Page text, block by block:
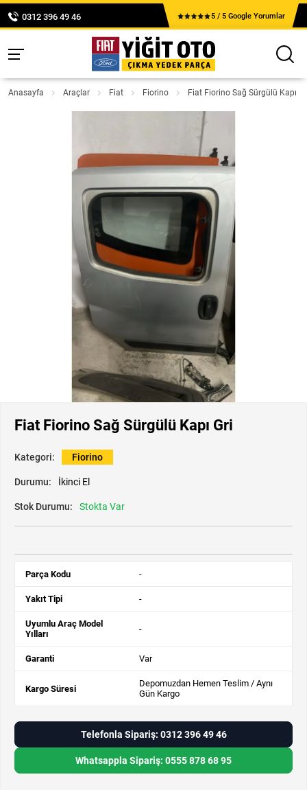
0312 396 49 46 5 / 5 Google Yorumlar
Anasayfa Araçlar Fiat Fiorino Fiat Fiorino Sağ Sürgülü Kapı
Fiat Fiorino Sağ Sürgülü Kapı Gri
Kategori: Fiorino
Durumu: İkinci El
Stok Durumu: Stokta Var
Parça Kodu -
Yakıt Tipi -
Uyumlu Araç Model
Yılları
-
Garanti Var
Kargo Süresi
Depomuzdan Hemen Teslim / Aynı
Gün Kargo
Telefonla Sipariş: 0312 396 49 46
Whatsappla Sipariş: 0555 878 68 95